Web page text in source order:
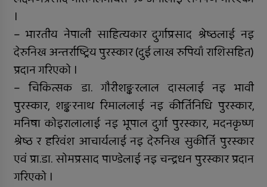
।
– भारतीय नेपाली साहित्यकार दुर्गाप्रसाद श्रेष्ठलाई नइ
देरुनिख अन्तर्राष्ट्रिय पुरस्कार (दुई लाख रुपियाँ राशिसहित)
प्रदान गरिएको ।
– चिकित्सक डा. गौरीशङ्करलाल दासलाई नइ भावी
पुरस्कार, शङ्करनाथ रिमाललाई नइ कीर्तिनिधि पुरस्कार,
मनिषा कोइरालालाई नइ भूपाल दुर्गा पुरस्कार, मदनकृष्ण
श्रेष्ठ र हरिवंश आचार्यलाई नइ देरुनिख सुकीर्ति पुरस्कार
एवं प्रा.डा. सोमप्रसाद पाण्डेलाई नइ चन्द्रधन पुरस्कार प्रदान
गरिएको ।